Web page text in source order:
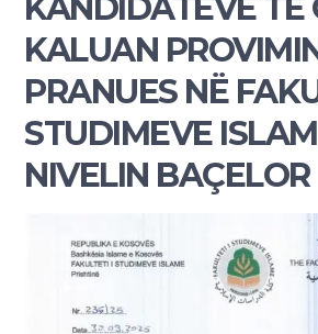
KALUAN
PRANUES NË
STUDIMEVE
NIVELIN BAÇELOR